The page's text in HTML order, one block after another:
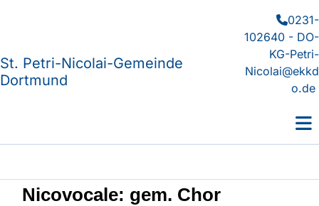
St. Petri-Nicolai-Gemeinde
Dortmund
0231-
102640 - DO-
KG-Petri-
Nicolai@ekkd
o.de
Nicovocale: gem. Chor